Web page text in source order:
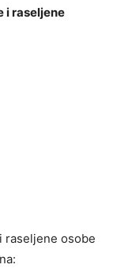
i raseljene
raseljene osobe